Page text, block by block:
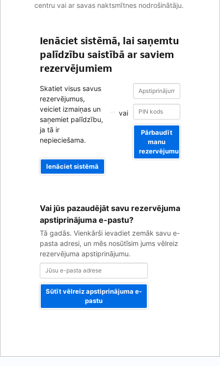
centru vai ar savas naktsmītnes nodrošinātāju.
Ienāciet sistēmā, lai saņemtu
palīdzību saistībā ar saviem
rezervējumiem
Skatiet visus savus
rezervējumus,
veiciet izmaiņas un
saņemiet palīdzību,
ja tā ir
nepieciešama.
Ienāciet sistēmā
vai
Apstiprinājuma
numurs
Apstiprinājuma
numurs
Pārbaudīt
manu
rezervējumu
Vai jūs pazaudējāt savu rezervējuma
apstiprinājuma e-pastu?
Tā gadās. Vienkārši ievadiet zemāk savu e-
pasta adresi, un mēs nosūtīsim jums vēlreiz
rezervējuma apstiprinājumu.
pasta
adrese
Sūtīt vēlreiz apstiprinājuma e-
pastu